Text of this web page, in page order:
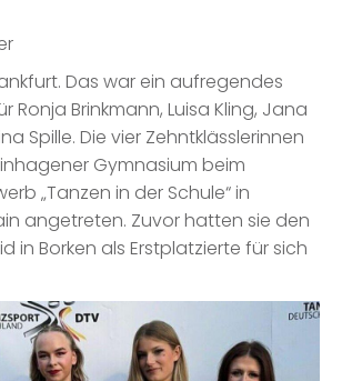
Das war ein aufregendes
Ronja Brinkmann, Luisa Kling, Jana
Spille. Die vier Zehntklässlerinnen
Gymnasium beim
„Tanzen in der Schule“ in
angetreten. Zuvor hatten sie den
in Borken als Erstplatzierte für sich